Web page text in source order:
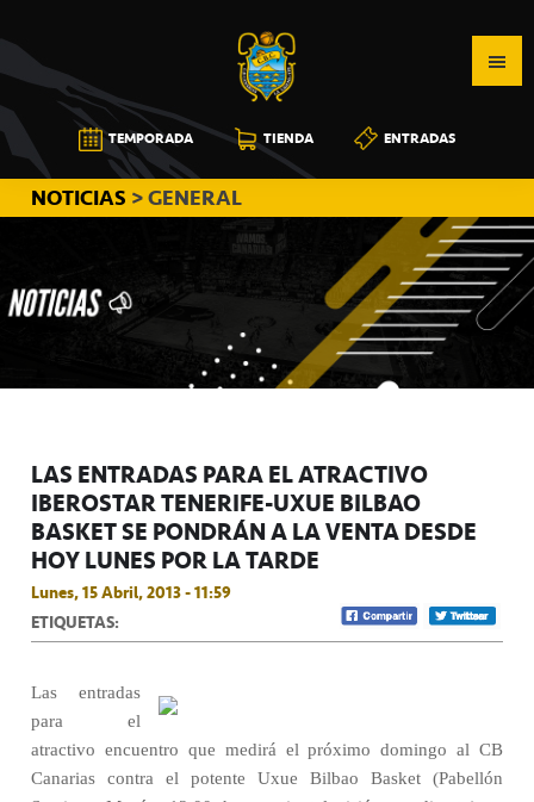
a
la
navegación
principal
al
contenido
principal
a
la
barra
lateral
principal
CB
CANARIAS
TEMPORADA TIENDA ENTRADAS
NOTICIAS > GENERAL
LAS ENTRADAS PARA EL ATRACTIVO
IBEROSTAR TENERIFE-UXUE BILBAO
BASKET SE PONDRÁN A LA VENTA DESDE
HOY LUNES POR LA TARDE
Lunes, 15 Abril, 2013 - 11:59
ETIQUETAS:
Las entradas
para el
atractivo encuentro que medirá el próximo domingo al CB
Canarias contra el potente Uxue Bilbao Basket (Pabellón